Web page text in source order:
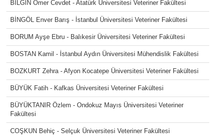
BİLGİN Ömer Cevdet - Atatürk Üniversitesi Veteriner Fakültesi
BİNGÖL Enver Barış - İstanbul Üniversitesi Veteriner Fakültesi
BORUM Ayşe Ebru - Balıkesir Üniversitesi Veteriner Fakültesi
BOSTAN Kamil - İstanbul Aydın Üniversitesi Mühendislik Fakültesi
BOZKURT Zehra - Afyon Kocatepe Üniversitesi Veteriner Fakültesi
BÜYÜK Fatih - Kafkas Üniversitesi Veteriner Fakültesi
BÜYÜKTANIR Özlem - Ondokuz Mayıs Üniversitesi Veteriner
Fakültesi
COŞKUN Behiç - Selçuk Üniversitesi Veteriner Fakültesi